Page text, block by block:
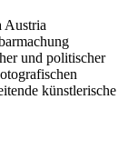
Austria
und politischer
künstlerische